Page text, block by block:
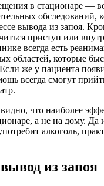
в стационаре —
обследований,
вывода из запоя.
приступ или
всегда есть
областей, которые
же у пациента
всегда смогут
что наиболее
а не на дому. Да
алкоголь,
из запоя